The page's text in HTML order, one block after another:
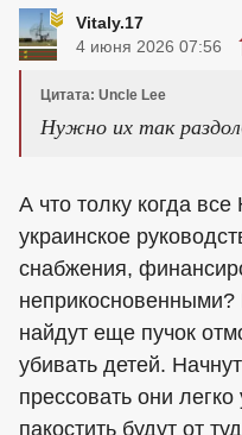
Vitaly.17
4 июня 2026 07:56
Цитата: Uncle Lee
Нужно их так
А что толку когда
украинское
снабжения,
найдут еще пучок
убивать детей.
прессовать они легко
пакостить будут от